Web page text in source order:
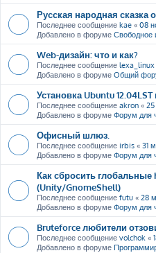
Русская народная сказка
Последнее сообщение kae « 08
Добавлено в форуме Свободное
Web-дизайн: что и как?
Последнее сообщение lexa_linux
Добавлено в форуме Общий
Установка Ubuntu
Последнее сообщение akron «
Добавлено в форуме Форум для
Офисный шлюз.
Последнее сообщение irbis « 31
Добавлено в форуме Форум для
Как сбросить глобальные
(Unity/GnomeShell)
Последнее сообщение futu « 28
Добавлено в форуме Форум для
Bruteforce любители
Последнее сообщение volchok «
Добавлено в форуме